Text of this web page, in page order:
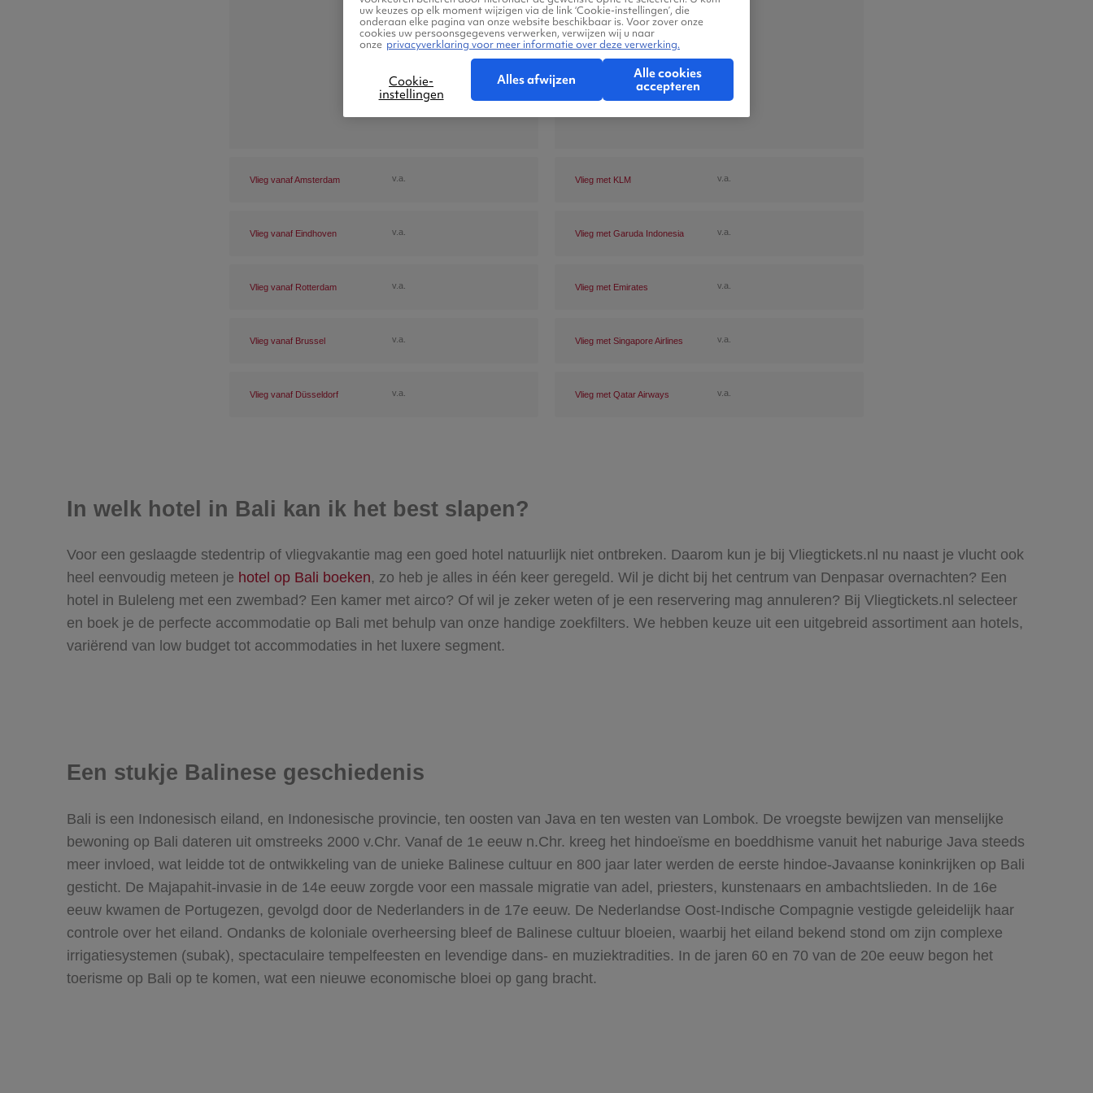
Vlieg vanaf Amsterdam v.a.
Vlieg vanaf Eindhoven v.a.
Vlieg vanaf Rotterdam v.a.
Vlieg vanaf Brussel v.a.
Vlieg vanaf Düsseldorf v.a.
Vlieg met KLM v.a.
Vlieg met Garuda Indonesia v.a.
Vlieg met Emirates v.a.
Vlieg met Singapore Airlines v.a.
Vlieg met Qatar Airways v.a.
In welk hotel in Bali kan ik het best slapen?
Voor een geslaagde stedentrip of vliegvakantie mag een goed hotel natuurlijk niet ontbreken. Daarom kun je bij Vliegtickets.nl nu naast je vlucht ook
heel eenvoudig meteen je hotel op Bali boeken, zo heb je alles in één keer geregeld. Wil je dicht bij het centrum van Denpasar overnachten? Een
hotel in Buleleng met een zwembad? Een kamer met airco? Of wil je zeker weten of je een reservering mag annuleren? Bij Vliegtickets.nl selecteer
en boek je de perfecte accommodatie op Bali met behulp van onze handige zoekfilters. We hebben keuze uit een uitgebreid assortiment aan hotels,
variërend van low budget tot accommodaties in het luxere segment.
Een stukje Balinese geschiedenis
Bali is een Indonesisch eiland, en Indonesische provincie, ten oosten van Java en ten westen van Lombok. De vroegste bewijzen van menselijke
bewoning op Bali dateren uit omstreeks 2000 v.Chr. Vanaf de 1e eeuw n.Chr. kreeg het hindoeïsme en boeddhisme vanuit het naburige Java steeds
meer invloed, wat leidde tot de ontwikkeling van de unieke Balinese cultuur en 800 jaar later werden de eerste hindoe-Javaanse koninkrijken op Bali
gesticht. De Majapahit-invasie in de 14e eeuw zorgde voor een massale migratie van adel, priesters, kunstenaars en ambachtslieden. In de 16e
eeuw kwamen de Portugezen, gevolgd door de Nederlanders in de 17e eeuw. De Nederlandse Oost-Indische Compagnie vestigde geleidelijk haar
controle over het eiland. Ondanks de koloniale overheersing bleef de Balinese cultuur bloeien, waarbij het eiland bekend stond om zijn complexe
irrigatiesystemen (subak), spectaculaire tempelfeesten en levendige dans- en muziektradities. In de jaren 60 en 70 van de 20e eeuw begon het
toerisme op Bali op te komen, wat een nieuwe economische bloei op gang bracht.
uw keuzes op elk moment wijzigen via de link ‘Cookie-instellingen’, die
onderaan elke pagina van onze website beschikbaar is. Voor zover onze
cookies uw persoonsgegevens verwerken, verwijzen wij u naar
onze privacyverklaring voor meer informatie over deze verwerking.
Cookie-
instellingen
Alles afwijzen
Alle cookies
accepteren